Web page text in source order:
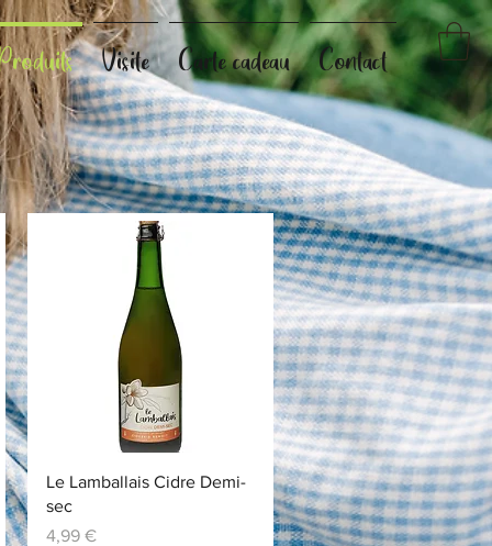
Visite Carte cadeau Contact
Aperçu rapide
Le Lamballais Cidre Demi-
sec
Prix
4,99 €